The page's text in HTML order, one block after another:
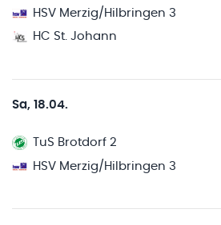
HSV Merzig/Hilbringen 3
HC St. Johann
Sa, 18.04.
TuS Brotdorf 2
HSV Merzig/Hilbringen 3